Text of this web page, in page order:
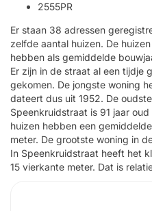
2555PR
Er staan 38 adressen
zelfde aantal huizen. De
hebben als gemiddelde
Er zijn in de straat al een tijdje
gekomen. De jongste woning
dateert dus uit 1952. De
Speenkruidstraat is 91 jaar
huizen hebben een
meter. De grootste woning in
In Speenkruidstraat heeft het
15 vierkante meter. Dat is